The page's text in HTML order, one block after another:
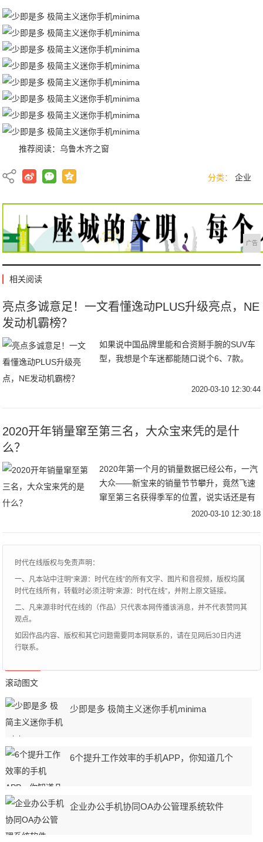
推荐阅读：乌鲁木齐之窗
分类： 企业
广告
相关阅读
亮点多诚意足！一文看懂逸动PLUS升级亮点，NE
发动机霸榜？
如果说中国品牌里能和合资掰手腕的SUV车
型，我想是个车迷都能随口说个6、7款。
2020-03-10 12:30:44
2020开年销量窜至第三名，大众宝来凭的是什
么？
2020年第一个月的销量数据已经公布，一汽
大众——新宝来的销量节节攀升，竟然飞速
窜至第三名获得季军的位置，说实话还是有
点令人意外的！我们今天详细解析一下这款
2020-03-10 12:30:18
时代在线版权与免责声明：
一、凡本站中注明“来源：时代在线”的所有文字、图片和音视频，版权均属
时代在线所有，转载时必须注明“来源：时代在线”，并附上原文链接。
二、凡来源非时代在线的（作品）只代表本网传播该消息，并不代表赞同其
观点。
如因作品内容、版权和其它问题需要同本网联系的，请在见网后30日内进
行联系。
滚动图文
少即是多 极简主义迷你手机minima
6个提升工作效率的手机APP，你知道几个
企业办公手机协同OA办公管理系统软件